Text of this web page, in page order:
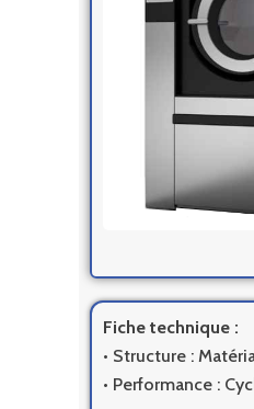
Fiche technique :
• Structure :
• Performance :